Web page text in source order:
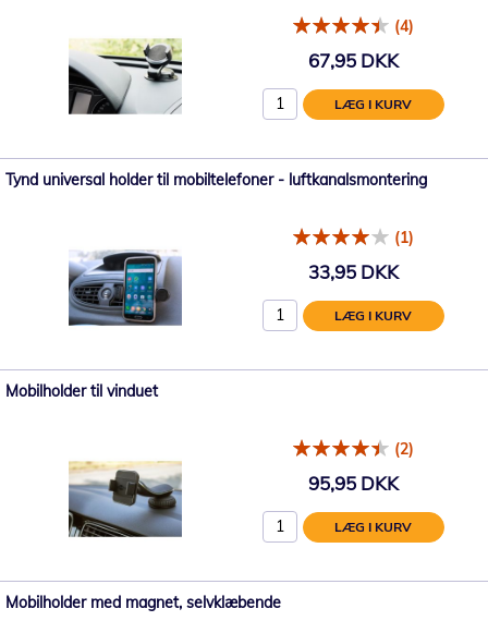
(4)
67,95 DKK
LÆG I KURV
Tynd universal holder til mobiltelefoner - luftkanalsmontering
(1)
33,95 DKK
LÆG I KURV
Mobilholder til vinduet
(2)
95,95 DKK
LÆG I KURV
Mobilholder med magnet, selvklæbende